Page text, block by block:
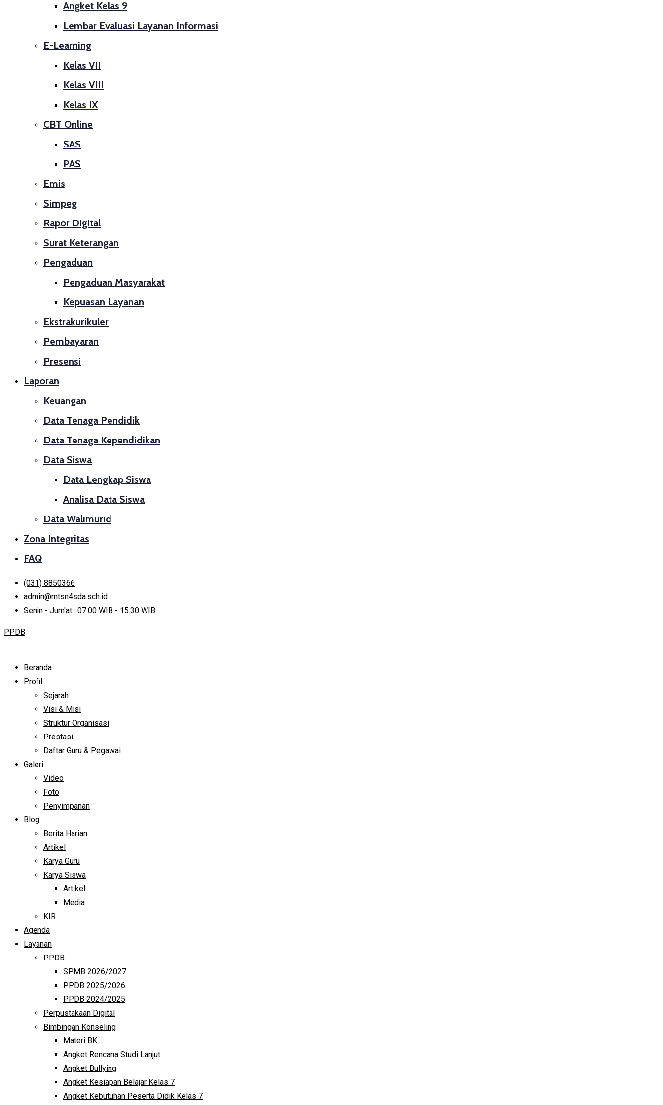
Angket Kelas 9
Lembar Evaluasi Layanan Informasi
E-Learning
Kelas VII
Kelas VIII
Kelas IX
CBT Online
SAS
PAS
Emis
Simpeg
Rapor Digital
Surat Keterangan
Pengaduan
Pengaduan Masyarakat
Kepuasan Layanan
Ekstrakurikuler
Pembayaran
Presensi
Laporan
Keuangan
Data Tenaga Pendidik
Data Tenaga Kependidikan
Data Siswa
Data Lengkap Siswa
Analisa Data Siswa
Data Walimurid
Zona Integritas
FAQ
(031) 8850366
admin@mtsn4sda.sch.id
Senin - Jum'at : 07.00 WIB - 15.30 WIB
PPDB
Beranda
Profil
Sejarah
Visi & Misi
Struktur Organisasi
Prestasi
Daftar Guru & Pegawai
Galeri
Video
Foto
Penyimpanan
Blog
Berita Harian
Artikel
Karya Guru
Karya Siswa
Artikel
Media
KIR
Agenda
Layanan
PPDB
SPMB 2026/2027
PPDB 2025/2026
PPDB 2024/2025
Perpustakaan Digital
Bimbingan Konseling
Materi BK
Angket Rencana Studi Lanjut
Angket Bullying
Angket Kesiapan Belajar Kelas 7
Angket Kebutuhan Peserta Didik Kelas 7